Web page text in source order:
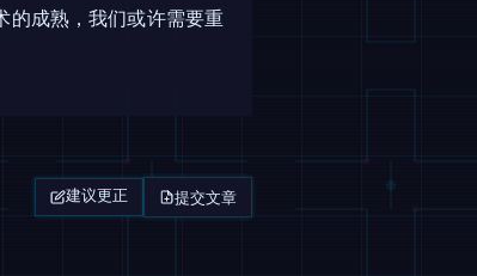
的成熟，我们或许需要重
建议更正 提交文章